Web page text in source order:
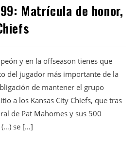
Matrícula de honor,
y en la offseason tienes que
del jugador más importante de la
de mantener el grupo
a los Kansas City Chiefs, que tras
de Pat Mahomes y sus 500
(…) se […]